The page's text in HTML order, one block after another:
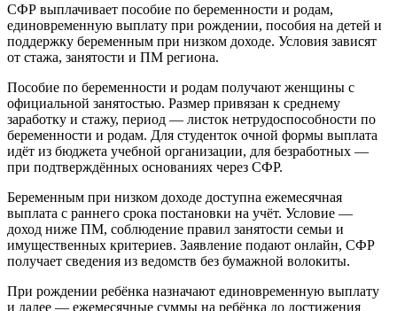
СФР выплачивает пособие по беременности и родам,
единовременную выплату при рождении, пособия на детей и
поддержку беременным при низком доходе. Условия зависят
от стажа, занятости и ПМ региона.
Пособие по беременности и родам получают женщины с
официальной занятостью. Размер привязан к среднему
заработку и стажу, период — листок нетрудоспособности по
беременности и родам. Для студенток очной формы выплата
идёт из бюджета учебной организации, для безработных —
при подтверждённых основаниях через СФР.
Беременным при низком доходе доступна ежемесячная
выплата с раннего срока постановки на учёт. Условие —
доход ниже ПМ, соблюдение правил занятости семьи и
имущественных критериев. Заявление подают онлайн, СФР
получает сведения из ведомств без бумажной волокиты.
При рождении ребёнка назначают единовременную выплату
и далее — ежемесячные суммы на ребёнка до достижения